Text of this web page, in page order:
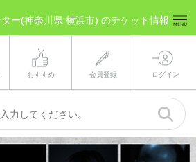
ー(神奈川県 横浜市) のチケット情報
おすすめ 会員登録 ログイン